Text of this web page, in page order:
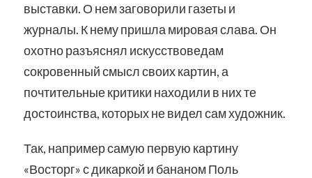
выставки. О нем заговорили газеты и
журналы. К нему пришла мировая слава. Он
охотно разъяснял искусствоведам
сокровенный смысл своих картин, а
почтительные критики находили в них те
достоинства, которых не видел сам художник.
Так, например самую первую картину
«Восторг» с дикаркой и бананом Поль